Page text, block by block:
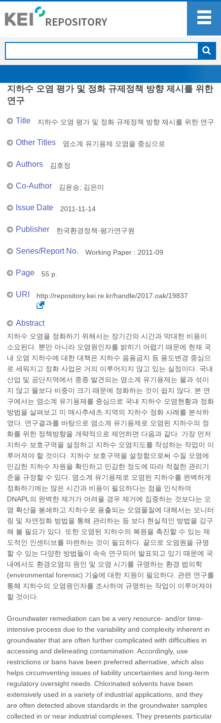
지하수 오염 평가 및 정화 규제정책 방향 제시를 위한
연구
Title 지하수 오염 평가 및 정화 규제정책 방향 제시를 위한 연구
Other Titles 염소계 유기용제 오염을 중심으로
Authors 김호정
Co-Author 김윤승; 김은미
Issue Date 2011-11-14
Publisher 한국환경정책·평가연구원
Series/Report No. Working Paper : 2011-09
Page 55 p.
URI http://repository.kei.re.kr/handle/2017.oak/19837
Abstract
지하수 오염을 정화하기 위해서는 장기간의 시간과 막대한 비용이
소요된다. 뿐만 아니라 오염원인자를 밝히기 어렵기 때문에 현재 국
내 오염 지하수에 대한 대책은 지하수 음용금지 등 용도변경 중심으
로 세워지고 정화 사업은 거의 이루어지지 않고 있는 실정이다. 국내
산업 및 공단지역에서 종종 발견되는 염소계 유기용제는 물과 섞이
지 않고 물보다 비중이 크기 때문에 정화하는 것이 쉽지 않다. 본 연
구에서는 염소계 유기용제를 중심으로 국내 지하수 오염현황과 정화
방법을 살펴보고 미 매사추세츠 지역의 지하수 정화 사례를 분석하
였다. 연구결과를 바탕으로 염소계 유기용제로 오염된 지하수의 정
화를 위한 정책방향을 개략적으로 제언하면 다음과 같다. 가장 먼저
지하수 보호구역을 설정하고 지하수 오염지도를 작성하는 작업이 이
루어져야 할 것이다. 지하수 보호구역을 설정함으로써 수질 오염에
민감한 지하수 자원을 확인하고 민감한 정도에 따라 적절한 관리기
준을 규정할 수 있다. 염소계 유기용제로 오염된 지하수를 완벽하게
정화하기에는 많은 시간과 비용이 필요하다는 점을 인식하여
DNAPL의 완벽한 제거가 어려울 경우 제거에 집중하는 것보다는 오
염 확산을 봉쇄하고 지하수로 용출되는 오염물질에 대해서는 모니터
링 및 자연정화 방법을 통해 관리하는 등 보다 현실적인 방법을 강구
해 볼 필요가 있다. 또한 오염된 지하수의 복원을 촉진할 수 있는 제
도적인 인센티브를 마련하는 것이 필요하다. 끝으로 오염원을 규명
할 수 있는 다양한 방법들이 속속 연구되어 발표되고 있기 때문에 국
내에서도 환경오염의 원인 및 오염 시기를 규명하는 환경 법의학
(environmental forensic) 기술에 대한 지원이 필요하다. 관련 연구를
통해 지하수의 오염원인자를 조사하여 규명하는 작업이 이루어져야
할 것이다.
Groundwater remediation can be a very resource- and/or time-
intensive process due to the variability and complexity inherent in
groundwater that are often further complicated with difficulties in
accessing and delineating contamination. Accordingly, use
restrictions or bans have been preferred alternative, which also
helps circumventing issues of liability uncertainties and long-term
regulatory oversight needs. Chlorinated solvents have been
extensively used in a variety of industrial applications, and they
are often detected above standards in the groundwater samples
collected in or near industrial complexes. They presents particular